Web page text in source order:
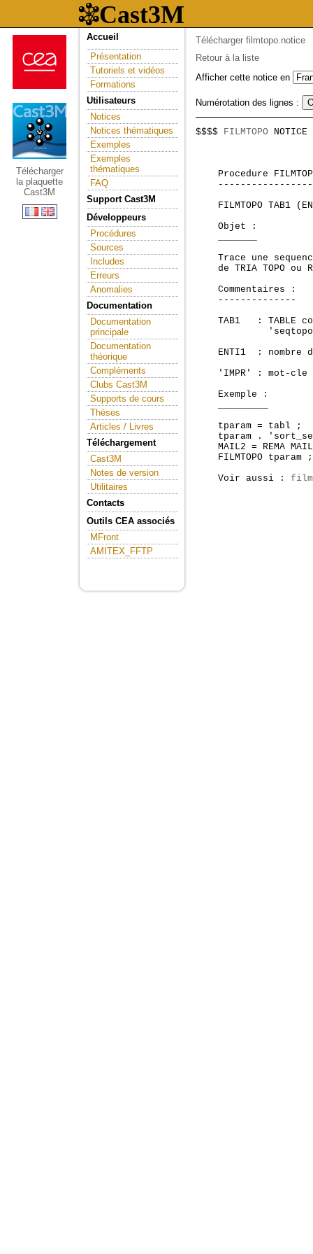
Télécharger
la plaquette
Cast3M
Accueil
Présentation
Tutoriels et vidéos
Formations
Utilisateurs
Notices
Notices thématiques
Exemples
Exemples
thématiques
FAQ
Support Cast3M
Développeurs
Procédures
Sources
Includes
Erreurs
Anomalies
Documentation
Documentation
principale
Documentation
théorique
Compléments
Clubs Cast3M
Supports de cours
Thèses
Articles / Livres
Téléchargement
Cast3M
Notes de version
Utilitaires
Contacts
Outils CEA associés
MFront
AMITEX_FFTP
Télécharger filmtopo.notice
Retour à la liste
Afficher cette notice en
Numérotation des lignes :
$$$$ FILMTOPO
Procedure
FILMTOPO TAB1
    Objet :
Trace une
de TRIA TOPO ou
    Commentaires :
    --------------
TAB1   : TABLE
ENTI1  : nombre
'IMPR' : mot-cle
    Exemple :
    tparam = tabl ;
tparam .
MAIL2 = REMA
    FILMTOPO tparam ;
    Voir aussi :